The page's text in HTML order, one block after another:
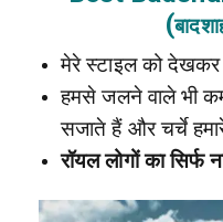
(
मेरे स्टाइल को देखकर
हमसे जलने वाले भी
सजाते हैं और चर्चे
रॉयल लोगों का सिर्फ